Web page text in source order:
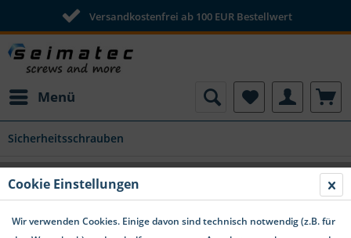
Versandkostenfrei ab 100 EUR Bestellwert
Menü
Sicherheitsschrauben
Sicherheitsschraube ISK+PIN
Flachrundkopf Blechgewinde A2
Cookie Einstellungen
Wir verwenden Cookies. Einige davon sind technisch notwendig (z.B. für